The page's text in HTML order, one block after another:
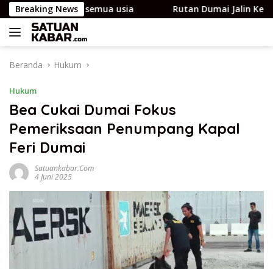
Langsung
ke
konten
Breaking News
untuk semua usia Rutan Dumai Jalin Kerja Sama
Beranda Hukum
Hukum
Bea Cukai Dumai Fokus
Pemeriksaan Penumpang Kapal
Feri Dumai
Satuankabar.com
4 Juni 2025